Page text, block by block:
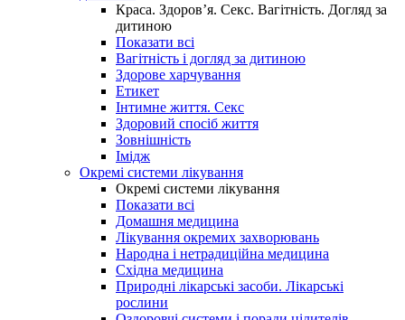
Краса. Здоров’я. Секс. Вагітність. Догляд за
дитиною
Показати всі
Вагітність і догляд за дитиною
Здорове харчування
Етикет
Інтимне життя. Секс
Здоровий спосіб життя
Зовнішність
Імідж
Окремі системи лікування
Окремі системи лікування
Показати всі
Домашня медицина
Лікування окремих захворювань
Народна і нетрадиційна медицина
Східна медицина
Природні лікарські засоби. Лікарські
рослини